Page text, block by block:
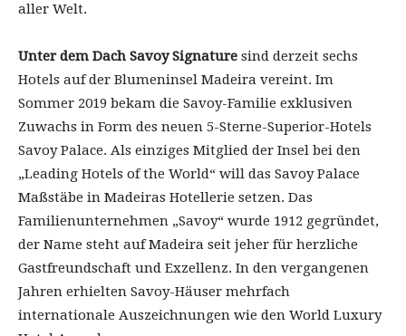
aller Welt.
Unter dem Dach Savoy Signature sind derzeit sechs
Hotels auf der Blumeninsel Madeira vereint. Im
Sommer 2019 bekam die Savoy-Familie exklusiven
Zuwachs in Form des neuen 5-Sterne-Superior-Hotels
Savoy Palace. Als einziges Mitglied der Insel bei den
„Leading Hotels of the World“ will das Savoy Palace
Maßstäbe in Madeiras Hotellerie setzen. Das
Familienunternehmen „Savoy“ wurde 1912 gegründet,
der Name steht auf Madeira seit jeher für herzliche
Gastfreundschaft und Exzellenz. In den vergangenen
Jahren erhielten Savoy-Häuser mehrfach
internationale Auszeichnungen wie den World Luxury